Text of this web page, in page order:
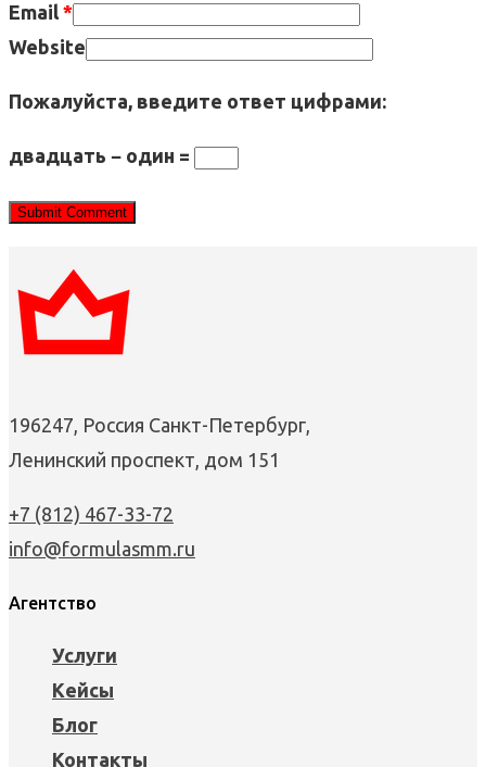
Email *
Website
Пожалуйста, введите ответ цифрами:
двадцать − один =
196247, Россия Санкт-Петербург,
Ленинский проспект, дом 151
+7 (812) 467-33-72
info@formulasmm.ru
Агентство
Услуги
Кейсы
Блог
Контакты